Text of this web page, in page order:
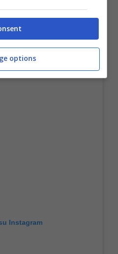
ha raccontato ridendo.
Instagram
options